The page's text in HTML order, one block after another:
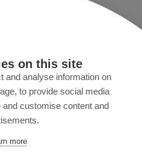
on this site
and analyse information on
to provide social media
customise content and
more
y condiciones generales
nuestro boletín